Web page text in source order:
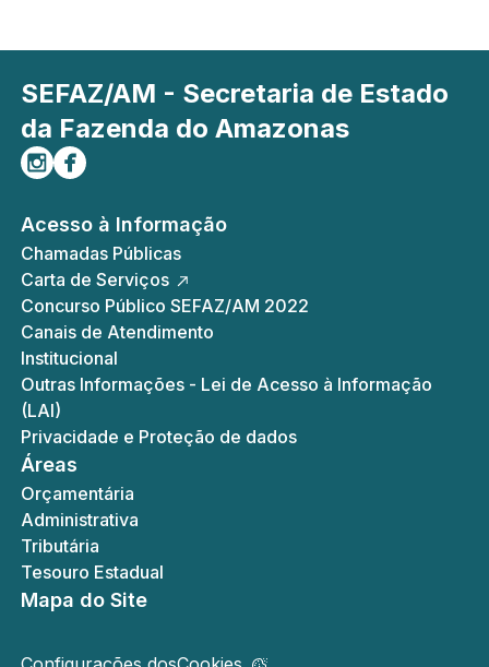
SEFAZ/AM - Secretaria de Estado
da Fazenda do Amazonas
Siga-nos no Instagram
Curta-nos no Facebook
Acesso à Informação
Chamadas Públicas
Carta de Serviços
Concurso Público SEFAZ/AM 2022
Canais de Atendimento
Institucional
Outras Informações - Lei de Acesso à Informação
(LAI)
Privacidade e Proteção de dados
Áreas
Orçamentária
Administrativa
Tributária
Tesouro Estadual
Mapa do Site